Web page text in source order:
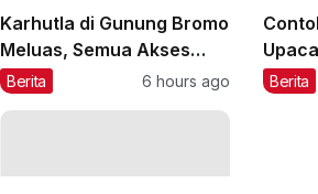
Karhutla di Gunung Bromo
Meluas, Semua Akses
Masuk Ditutup Total
Berita 6 hours ago
81 RI
Berita